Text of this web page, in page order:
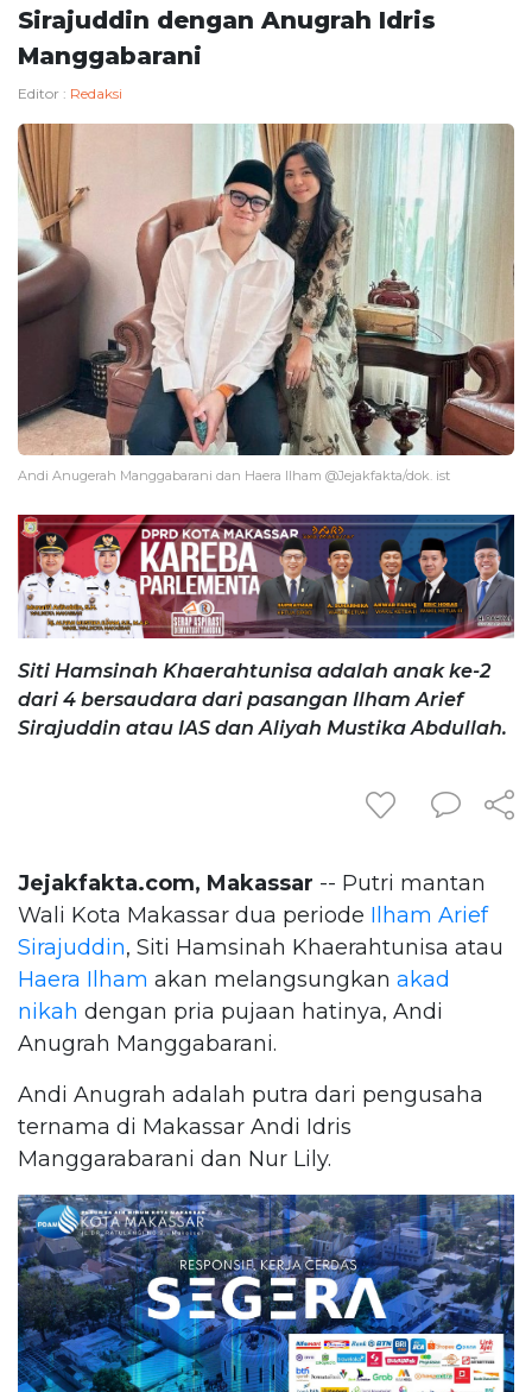
Sirajuddin dengan Anugrah Idris
Manggabarani
Editor : Redaksi
Andi Anugerah Manggabarani dan Haera Ilham @Jejakfakta/dok. ist
Siti Hamsinah Khaerahtunisa adalah anak ke-2
dari 4 bersaudara dari pasangan Ilham Arief
Sirajuddin atau IAS dan Aliyah Mustika Abdullah.
Jejakfakta.com, Makassar -- Putri mantan
Wali Kota Makassar dua periode Ilham Arief
Sirajuddin, Siti Hamsinah Khaerahtunisa atau
Haera Ilham akan melangsungkan akad
nikah dengan pria pujaan hatinya, Andi
Anugrah Manggabarani.
Andi Anugrah adalah putra dari pengusaha
ternama di Makassar Andi Idris
Manggarabarani dan Nur Lily.